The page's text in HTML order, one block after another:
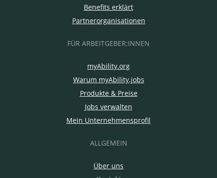
Benefits erklärt
Partnerorganisationen
FÜR ARBEITGEBER:INNEN
myAbility.org
Warum myAbility.jobs
Produkte & Preise
Jobs verwalten
Mein Unternehmensprofil
ALLGEMEIN
Über uns